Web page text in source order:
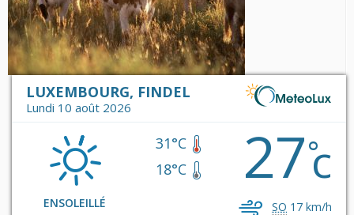
LUXEMBOURG, FINDEL
Lundi 10 août 2026
ENSOLEILLÉ
31°C
18°C
27°c
SO 17 km/h